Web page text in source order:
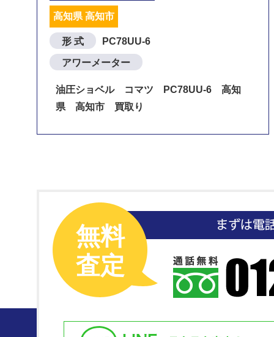
高知県 高知市
形 式 PC78UU-6
アワーメーター
油圧ショベル コマツ PC78UU-6 高知
県 高知市 買取り
無料
査定